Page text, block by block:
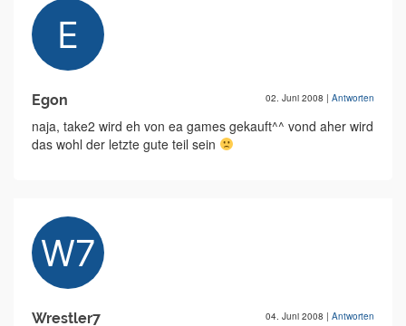
Egon 02. Juni 2008 | Antworten
naja, take2 wird eh von ea games gekauft^^ vond aher wird
das wohl der letzte gute teil sein
Wrestler7 04. Juni 2008 | Antworten